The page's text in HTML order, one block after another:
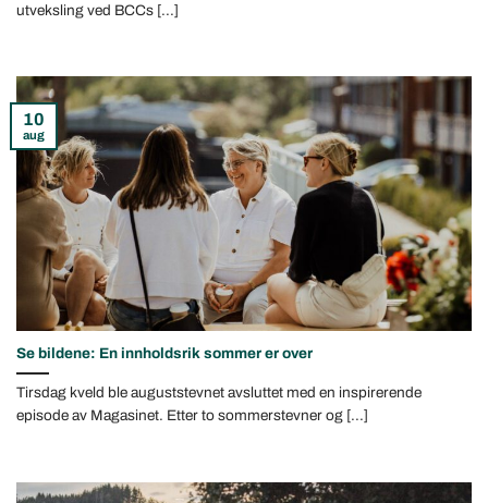
utveksling ved BCCs [...]
Se bildene: En innholdsrik sommer er over
Tirsdag kveld ble auguststevnet avsluttet med en inspirerende
episode av Magasinet. Etter to sommerstevner og [...]
10
aug